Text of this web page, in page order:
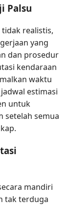
Palsu
realistis,
yang
dan prosedur
kendaraan
waktu
estimasi
untuk
setelah semua
mandiri
tak terduga